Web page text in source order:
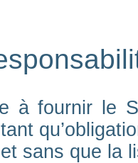
à fournir le
sans que la